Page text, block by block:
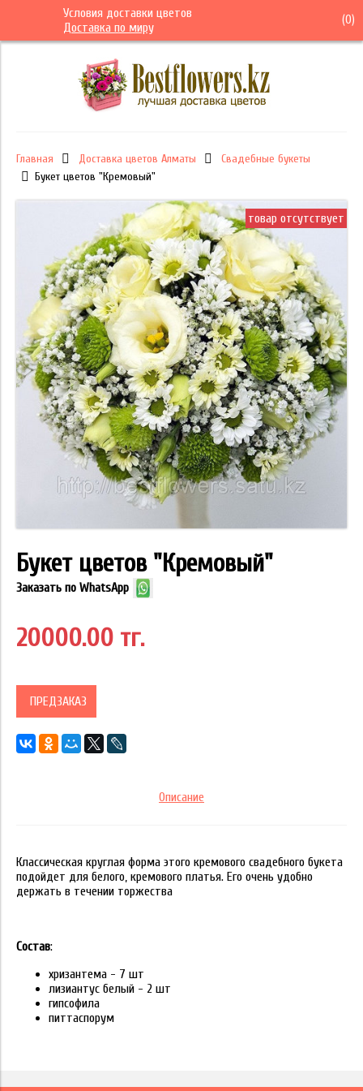
Условия доставки цветов
Доставка по миру
(0)
Главная Доставка цветов Алматы
Свадебные букеты
Букет цветов "Кремовый"
товар отсутствует
Букет цветов "Кремовый"
Заказать по WhatsApp
20000.00 тг.
ПРЕДЗАКАЗ
Описание
Классическая круглая форма этого кремового свадебного букета
подойдет для белого, кремового платья. Его очень удобно
держать в течении торжества
Состав:
хризантема - 7 шт
лизиантус белый - 2 шт
гипсофила
питтаспорум